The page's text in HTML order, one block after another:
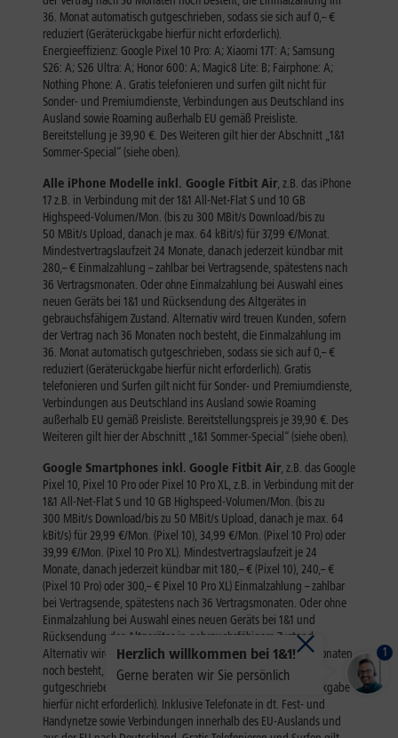
1
Herzlich willkommen bei 1&1!
Gerne beraten wir Sie persönlich